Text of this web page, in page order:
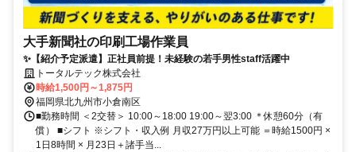
大手新聞社の印刷工場作業員
✨【紹介予定派遣】正社員前提！未経験の若手男性staff活躍中
トータルテック株式会社
時給1,500円～1,875円
福岡県北九州市小倉南区
■勤務時間 ＜2交替＞ 10:00～18:00 19:00～翌3:00 ＊休憩60分（有
償） ■シフト ※シフト・収入例 月収27万円以上可能 ＝時給1500円 ×
1日8時間 × 月23日＋諸手当...